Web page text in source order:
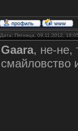
Дата: Пятница, 09.11.2012,
Gaara, не-не,
смайловство